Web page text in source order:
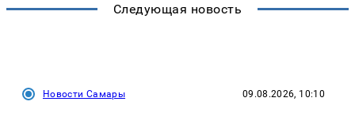
Следующая новость
Новости Самары 09.08.2026, 10:10